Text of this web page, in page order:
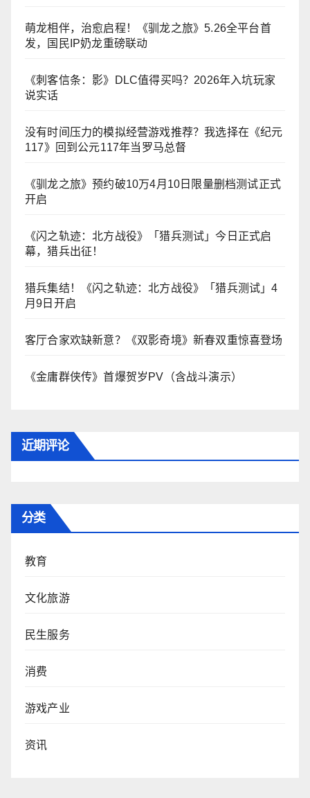
萌龙相伴，治愈启程！《驯龙之旅》5.26全平台首
发，国民IP奶龙重磅联动
《刺客信条：影》DLC值得买吗？2026年入坑玩家
说实话
没有时间压力的模拟经营游戏推荐？我选择在《纪元
117》回到公元117年当罗马总督
《驯龙之旅》预约破10万4月10日限量删档测试正式
开启
《闪之轨迹：北方战役》「猎兵测试」今日正式启
幕，猎兵出征！
猎兵集结！《闪之轨迹：北方战役》「猎兵测试」4
月9日开启
客厅合家欢缺新意？《双影奇境》新春双重惊喜登场
《金庸群侠传》首爆贺岁PV（含战斗演示）
近期评论
分类
教育
文化旅游
民生服务
消费
游戏产业
资讯